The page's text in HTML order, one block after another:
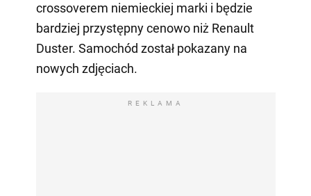
crossoverem niemieckiej marki i będzie
bardziej przystępny cenowo niż Renault
Duster. Samochód został pokazany na
nowych zdjęciach.
REKLAMA